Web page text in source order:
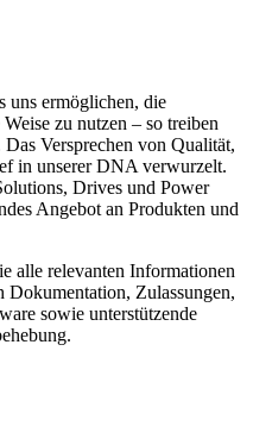
uns ermöglichen, die
zu nutzen – so treiben
Versprechen von Qualität,
in unserer DNA verwurzelt.
Drives und Power
Angebot an Produkten und
alle relevanten Informationen
Dokumentation, Zulassungen,
sowie unterstützende